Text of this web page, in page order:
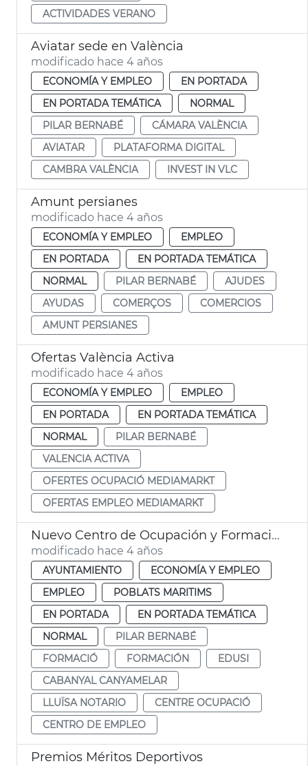
ACTIVIDADES VERANO
Aviatar sede en València
modificado hace 4 años
ECONOMÍA Y EMPLEO
EN PORTADA
EN PORTADA TEMÁTICA
NORMAL
PILAR BERNABÉ
CÁMARA VALÈNCIA
AVIATAR
PLATAFORMA DIGITAL
CAMBRA VALÈNCIA
INVEST IN VLC
Amunt persianes
modificado hace 4 años
ECONOMÍA Y EMPLEO
EMPLEO
EN PORTADA
EN PORTADA TEMÁTICA
NORMAL
PILAR BERNABÉ
AJUDES
AYUDAS
COMERÇOS
COMERCIOS
AMUNT PERSIANES
Ofertas València Activa
modificado hace 4 años
ECONOMÍA Y EMPLEO
EMPLEO
EN PORTADA
EN PORTADA TEMÁTICA
NORMAL
PILAR BERNABÉ
VALENCIA ACTIVA
OFERTES OCUPACIÓ MEDIAMARKT
OFERTAS EMPLEO MEDIAMARKT
Nuevo Centro de Ocupación y Formación Cabanyal-Canyamelar
modificado hace 4 años
AYUNTAMIENTO
ECONOMÍA Y EMPLEO
EMPLEO
POBLATS MARITIMS
EN PORTADA
EN PORTADA TEMÁTICA
NORMAL
PILAR BERNABÉ
FORMACIÓ
FORMACIÓN
EDUSI
CABANYAL CANYAMELAR
LLUÏSA NOTARIO
CENTRE OCUPACIÓ
CENTRO DE EMPLEO
Premios Méritos Deportivos